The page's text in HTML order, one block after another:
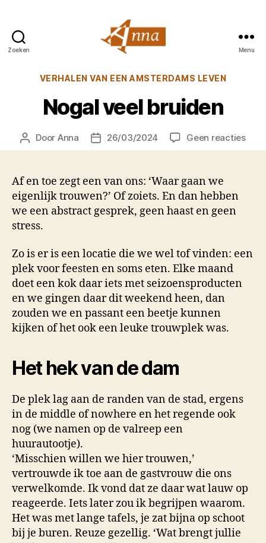
Zoeken
van
Menu
Categorieën
VERHALEN VAN EEN AMSTERDAMS LEVEN
Nogal veel bruiden
Berichtauteur
Door Anna Berichtdatum
26/03/2024 Geen reactiesop
Af en toe zegt een van ons: ‘Waar gaan we
eigenlijk trouwen?’ Of zoiets. En dan hebben
we een abstract gesprek, geen haast en geen
stress.
Zo is er is een locatie die we wel tof vinden: een
plek voor feesten en soms eten. Elke maand
doet een kok daar iets met seizoensproducten
en we gingen daar dit weekend heen, dan
zouden we en passant een beetje kunnen
kijken of het ook een leuke trouwplek was.
Het hek van de dam
De plek lag aan de randen van de stad, ergens
in de middle of nowhere en het regende ook
nog (we namen op de valreep een
huurautootje).
‘Misschien willen we hier trouwen,’
vertrouwde ik toe aan de gastvrouw die ons
verwelkomde. Ik vond dat ze daar wat lauw op
reageerde. Iets later zou ik begrijpen waarom.
Het was met lange tafels, je zat bijna op schoot
bij je buren. Reuze gezellig. ‘Wat brengt jullie